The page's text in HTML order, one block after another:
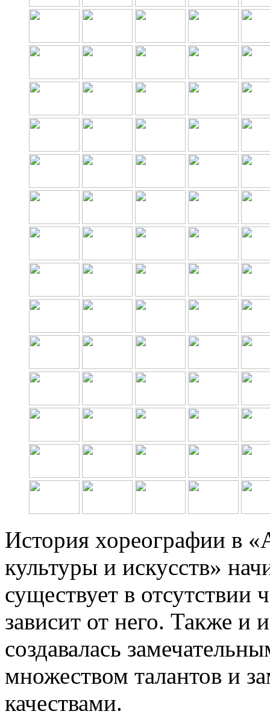
История хореографии в
культуры и искусств»
существует в отсутствии
зависит от него. Также и
создавалась
множеством талантов и
качествами.